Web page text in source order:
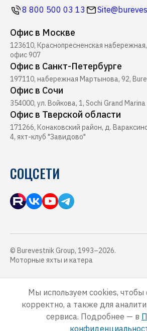
© Burevestnik Group, 1993–2026.
Моторные яхты и катера
Все бренды
Журнал Yachting
Хелипорт Буревестник
Seabob
8 800 500 03 13
Офис в Москве
123610, Краснопресненская
офис 907
Офис в Санкт-Петербурге
197110, набережная Мартынова, 92,
Офис в Сочи
354000, ул. Войкова, 1, Sochi Grand Marina
Офис в Тверской области
171266, Конаковский район, д.
4, яхт-клуб "Завидово"
СОЦСЕТИ
информация о товарах, услугах и ценах,
носит исключительно информационный
условиях не является публичной офертой,
положениями Статьи 437 Гражданского
Мы используем cookies, чтобы
корректно, а также для
сервиса. Подробнее — в